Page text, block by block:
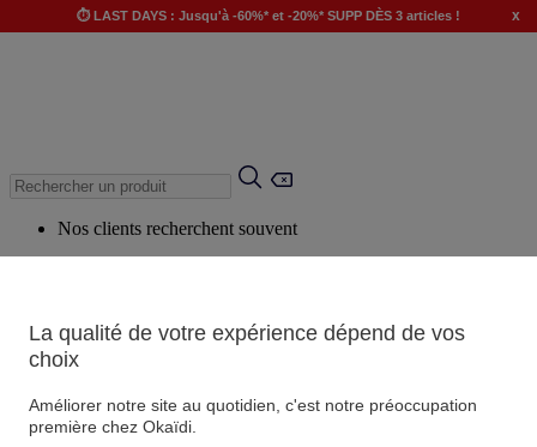
⏱️ LAST DAYS : Jusqu'à -60%* et -20%* SUPP DÈS 3 articles ! x
Nos clients recherchent souvent
Produits suggérés
Voir tous les produits
La qualité de votre expérience dépend de vos
choix
Améliorer notre site au quotidien, c'est notre préoccupation
première chez Okaïdi.